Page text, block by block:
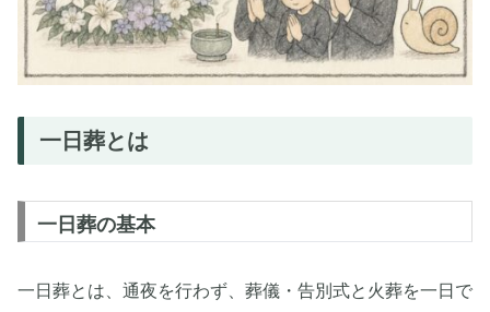
一日葬とは
一日葬の基本
一日葬とは、通夜を行わず、葬儀・告別式と火葬を一日で